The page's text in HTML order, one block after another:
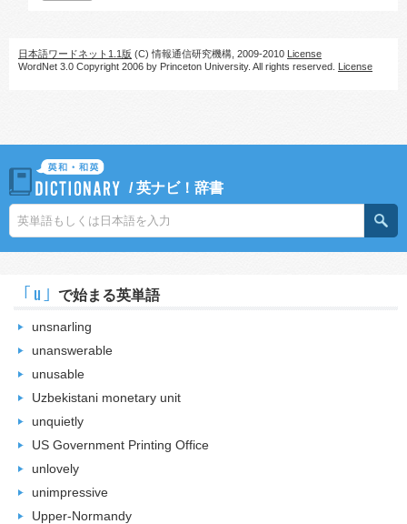
日本語ワードネット1.1版 (C) 情報通信研究機構, 2009-2010 License
WordNet 3.0 Copyright 2006 by Princeton University. All rights reserved. License
/英ナビ！辞書
｢u｣ で始まる英単語
unsnarling
unanswerable
unusable
Uzbekistani monetary unit
unquietly
US Government Printing Office
unlovely
unimpressive
Upper-Normandy